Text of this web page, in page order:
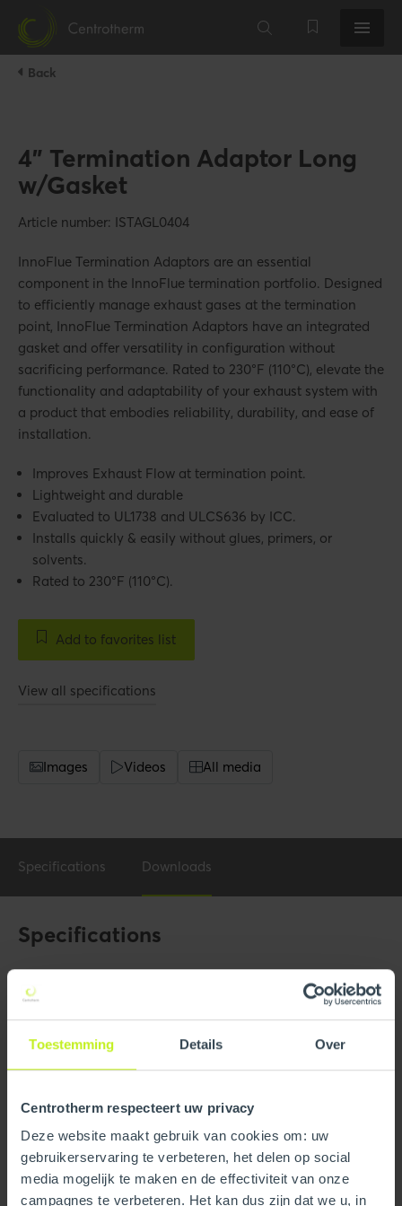
Toestemming Details Over
Centrotherm respecteert uw privacy
Deze website maakt gebruik van cookies om: uw
gebruikerservaring te verbeteren, het delen op social
media mogelijk te maken en de effectiviteit van onze
campagnes te verbeteren. Het kan dus zijn dat we u, in
Back
4" Termination Adaptor Long
w/Gasket
Article number: ISTAGL0404
InnoFlue Termination Adaptors are an essential
component in the InnoFlue termination portfolio. Designed
to efficiently manage exhaust gases at the termination
point, InnoFlue Termination Adaptors have an integrated
gasket and offer versatility in configuration without
sacrificing performance. Rated to 230°F (110°C), elevate the
functionality and adaptability of your exhaust system with
a product that embodies reliability, durability, and ease of
installation.
Improves Exhaust Flow at termination point.
Lightweight and durable
Evaluated to UL1738 and ULCS636 by ICC.
Installs quickly & easily without glues, primers, or
solvents.
Rated to 230°F (110°C).
Add to favorites list
View all specifications
Images Videos All media
Specifications Downloads
Specifications
General
4" Termination Adaptor Long
Trade name InnoFlue
GTIN 0815010012529
Part number 250408201240